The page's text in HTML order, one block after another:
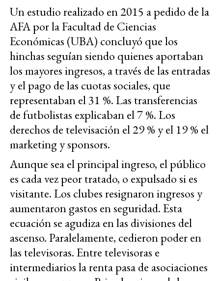
Un estudio realizado en 2015 a pedido de la
AFA por la Facultad de Ciencias
Económicas (UBA) concluyó que los
hinchas seguían siendo quienes aportaban
los mayores ingresos, a través de las entradas
y el pago de las cuotas sociales, que
representaban el 31 %. Las transferencias
de futbolistas explicaban el 7 %. Los
derechos de televisación el 29 % y el 19 % el
marketing y sponsors.
Aunque sea el principal ingreso, el público
es cada vez peor tratado, o expulsado si es
visitante. Los clubes resignaron ingresos y
aumentaron gastos en seguridad. Esta
ecuación se agudiza en las divisiones del
ascenso. Paralelamente, cedieron poder en
las televisoras. Entre televisoras e
intermediarios la renta pasa de asociaciones